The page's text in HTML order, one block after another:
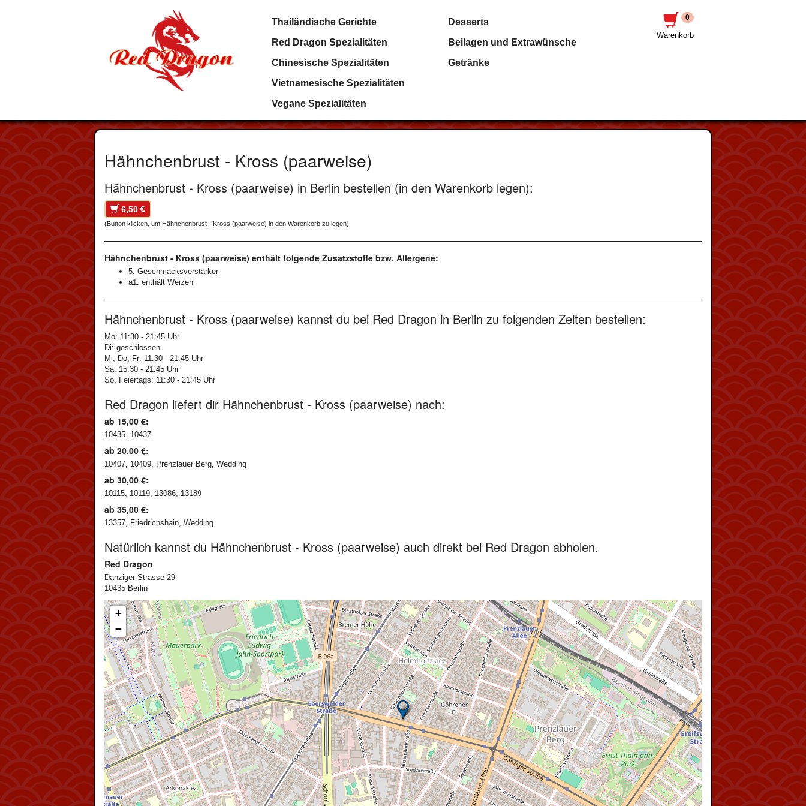
Thailändische Gerichte
Red Dragon Spezialitäten
Chinesische Spezialitäten
Vietnamesische Spezialitäten
Vegane Spezialitäten
Desserts
Beilagen und Extrawünsche
Getränke
0
Warenkorb
Hähnchenbrust - Kross (paarweise)
Hähnchenbrust - Kross (paarweise) in Berlin bestellen (in den Warenkorb legen):
6,50 €
(Button klicken, um Hähnchenbrust - Kross (paarweise) in den Warenkorb zu legen)
Hähnchenbrust - Kross (paarweise) enthält folgende Zusatzstoffe bzw. Allergene:
5: Geschmacksverstärker
a1: enthält Weizen
Hähnchenbrust - Kross (paarweise) kannst du bei Red Dragon in Berlin zu folgenden Zeiten bestellen:
Mo: 11:30 - 21:45 Uhr
Di: geschlossen
Mi, Do, Fr: 11:30 - 21:45 Uhr
Sa: 15:30 - 21:45 Uhr
So, Feiertags: 11:30 - 21:45 Uhr
Red Dragon liefert dir Hähnchenbrust - Kross (paarweise) nach:
ab 15,00 €:
10435, 10437
ab 20,00 €:
10407, 10409, Prenzlauer Berg, Wedding
ab 30,00 €:
10115, 10119, 13086, 13189
ab 35,00 €:
13357, Friedrichshain, Wedding
Natürlich kannst du Hähnchenbrust - Kross (paarweise) auch direkt bei Red Dragon abholen.
Red Dragon
Danziger Strasse 29
10435 Berlin
+
−